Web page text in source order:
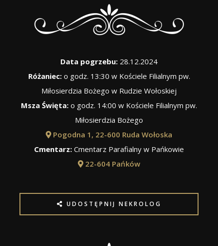
Data pogrzebu: 28.12.2024
Różaniec:o godz. 13:30 w Kościele Filialnym pw.
Miłosierdzia Bożego w Rudzie Wołoskiej
Msza Święta: o godz. 14:00 w Kościele Filialnym pw.
Miłosierdzia Bożego
Pogodna 1, 22-600 Ruda Wołoska
Cmentarz: Cmentarz Parafialny w Pańkowie
22-604 Pańków
UDOSTĘPNIJ NEKROLOG